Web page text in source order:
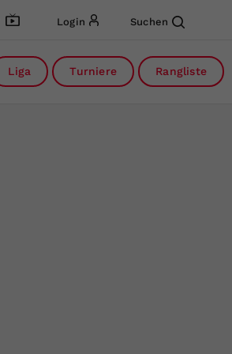
Login Suchen
Liga Turniere Rangliste